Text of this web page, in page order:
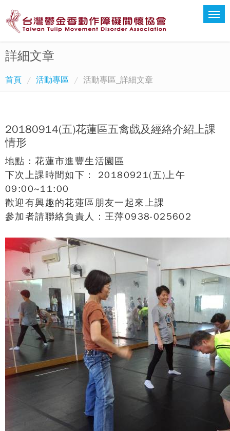
詳細文章
首頁 活動專區 活動專區_詳細文章
20180914(五)花蓮區五禽戲及經絡介紹上課
情形
地點：花蓮市進豐生活園區
下次上課時間如下： 20180921(五)上午
09:00~11:00
歡迎有興趣的花蓮區朋友一起來上課
參加者請聯絡負責人：王萍0938-025602